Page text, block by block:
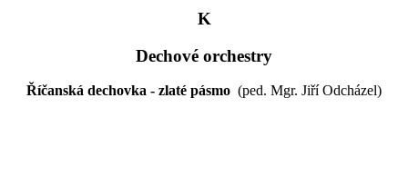
K
Dechové orchestry
Říčanská dechovka - zlaté pásmo (ped. Mgr. Jiří Odcházel)